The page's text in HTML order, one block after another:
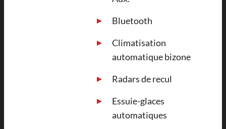
Bluetooth
Climatisation
automatique bizone
Radars de recul
Essuie-glaces
automatiques